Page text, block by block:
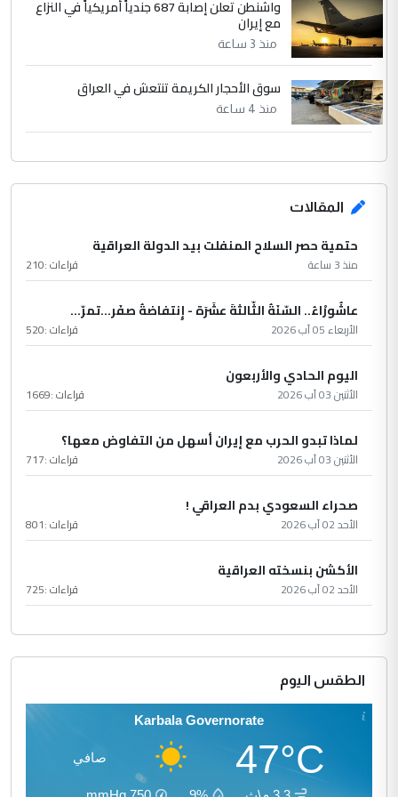
واشنطن تعلن إصابة 687 جندياً أمريكياً في النزاع
مع إيران
منذ 3 ساعة
سوق الأحجار الكريمة تنتعش في العراق
منذ 4 ساعة
المقالات
حتمية حصر السلاح المنفلت بيد الدولة العراقية
منذ 3 ساعة قراءات :210
عاشُورْاءُ.. السّنَةُ الثّالثةَ عشَرَة - إِنتفاضةُ صفَر…تمرّ...
الأربعاء 05 آب 2026 قراءات :520
اليوم الحادي والأربعون
الأثنين 03 آب 2026 قراءات :1669
لماذا تبدو الحرب مع إيران أسهل من التفاوض معها؟
الأثنين 03 آب 2026 قراءات :717
صحراء السعودي بدم العراقي !
الأحد 02 آب 2026 قراءات :801
الأكشن بنسخته العراقية
الأحد 02 آب 2026 قراءات :725
الطقس اليوم
Karbala Governorate
47°C صافي